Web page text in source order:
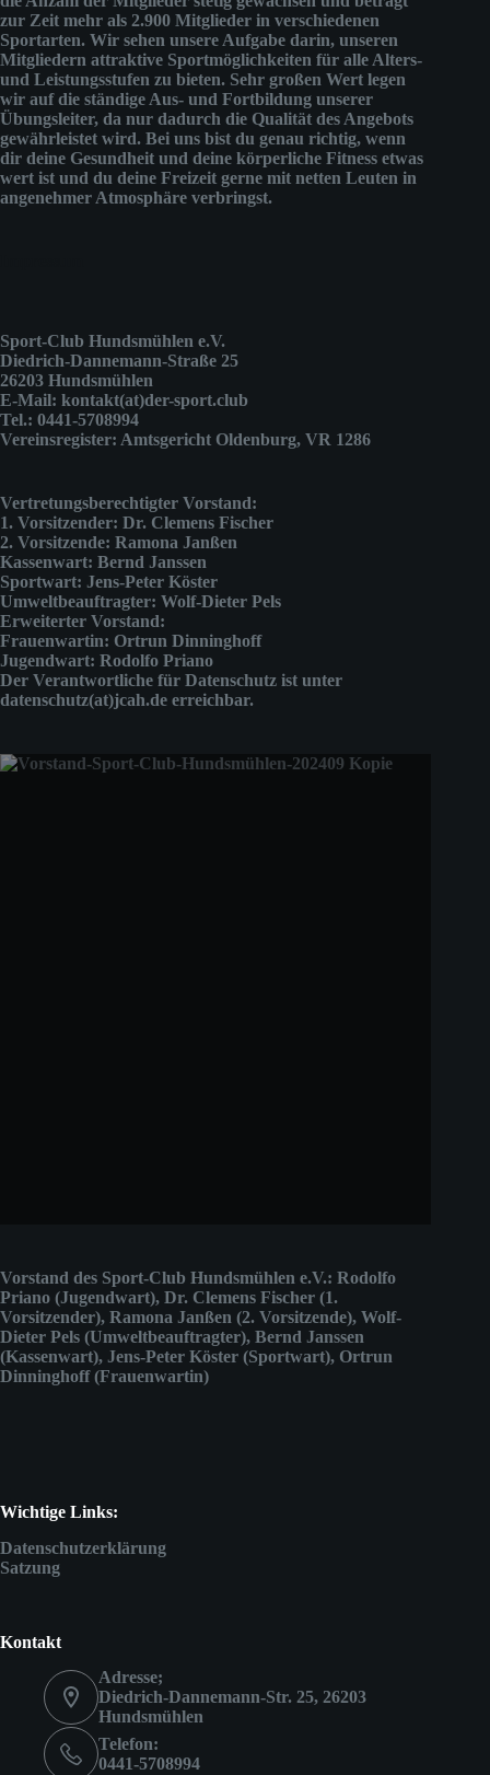
zur Zeit mehr als 2.900 Mitglieder in verschiedenen
Sportarten. Wir sehen unsere Aufgabe darin, unseren
Mitgliedern attraktive Sportmöglichkeiten für alle Alters-
und Leistungsstufen zu bieten. Sehr großen Wert legen
wir auf die ständige Aus- und Fortbildung unserer
Übungsleiter, da nur dadurch die Qualität des Angebots
gewährleistet wird. Bei uns bist du genau richtig, wenn
dir deine Gesundheit und deine körperliche Fitness etwas
wert ist und du deine Freizeit gerne mit netten Leuten in
angenehmer Atmosphäre verbringst.
Sport-Club Hundsmühlen e.V.
Diedrich-Dannemann-Straße 25
26203 Hundsmühlen
E-Mail: kontakt(at)der-sport.club
Tel.: 0441-5708994
Vereinsregister: Amtsgericht Oldenburg, VR 1286
Vertretungsberechtigter Vorstand:
1. Vorsitzender: Dr. Clemens Fischer
2. Vorsitzende: Ramona Janßen
Kassenwart: Bernd Janssen
Sportwart: Jens-Peter Köster
Umweltbeauftragter: Wolf-Dieter Pels
Erweiterter Vorstand:
Frauenwartin: Ortrun Dinninghoff
Jugendwart: Rodolfo Priano
Der Verantwortliche für Datenschutz ist unter
datenschutz(at)jcah.de erreichbar.
Vorstand des Sport-Club Hundsmühlen e.V.: Rodolfo
Priano (Jugendwart), Dr. Clemens Fischer (1.
Vorsitzender), Ramona Janßen (2. Vorsitzende), Wolf-
Dieter Pels (Umweltbeauftragter), Bernd Janssen
(Kassenwart), Jens-Peter Köster (Sportwart), Ortrun
Dinninghoff (Frauenwartin)
Wichtige Links:
Datenschutzerklärung
Satzung
Kontakt
Adresse;
Diedrich-Dannemann-Str. 25, 26203
Hundsmühlen
Telefon:
0441-5708994